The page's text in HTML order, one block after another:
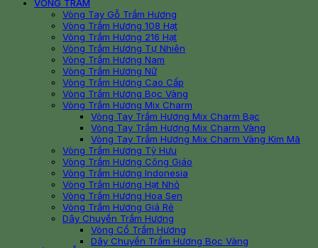
VÒNG TRẦM
Vòng Tay Gỗ Trầm Hương
Vòng Trầm Hương 108 Hạt
Vòng Trầm Hương 216 Hạt
Vòng Trầm Hương Tự Nhiên
Vòng Trầm Hương Nam
Vòng Trầm Hương Nữ
Vòng Trầm Hương Cao Cấp
Vòng Trầm Hương Bọc Vàng
Vòng Trầm Hương Mix Charm
Vòng Tay Trầm Hương Mix Charm Bạc
Vòng Tay Trầm Hương Mix Charm Vàng
Vòng Tay Trầm Hương Mix Charm Vàng Kim Mã
Vòng Trầm Hương Tỳ Hưu
Vòng Trầm Hương Công Giáo
Vòng Trầm Hương Indonesia
Vòng Trầm Hương Hạt Nhỏ
Vòng Trầm Hương Hoa Sen
Vòng Trầm Hương Giá Rẻ
Dây Chuyền Trầm Hương
Vòng Cổ Trầm Hương
Dây Chuyền Trầm Hương Bọc Vàng